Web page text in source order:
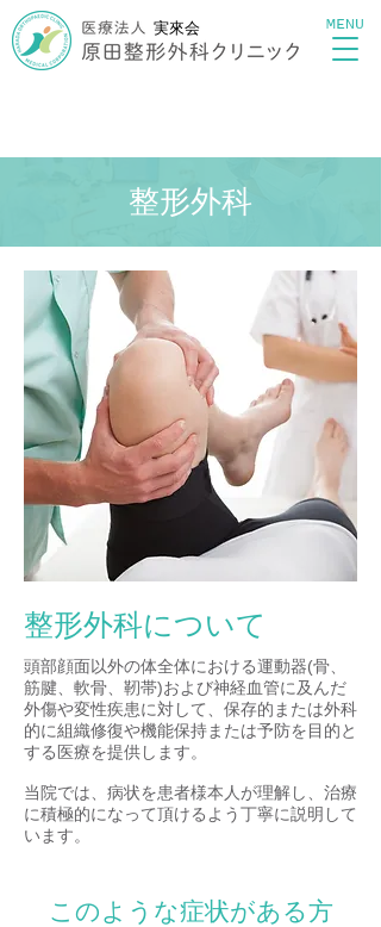
MENU
実來会
整形外科
整形外科について
頭部顔面以外の体全体における運動器(骨、
筋腱、軟骨、靭帯)および神経血管に及んだ
外傷や変性疾患に対して、保存的または外科
的に組織修復や機能保持または予防を目的と
する医療を提供します。
当院では、病状を患者様本人が理解し、治療
に積極的になって頂けるよう丁寧に説明して
います。
このような症状がある方